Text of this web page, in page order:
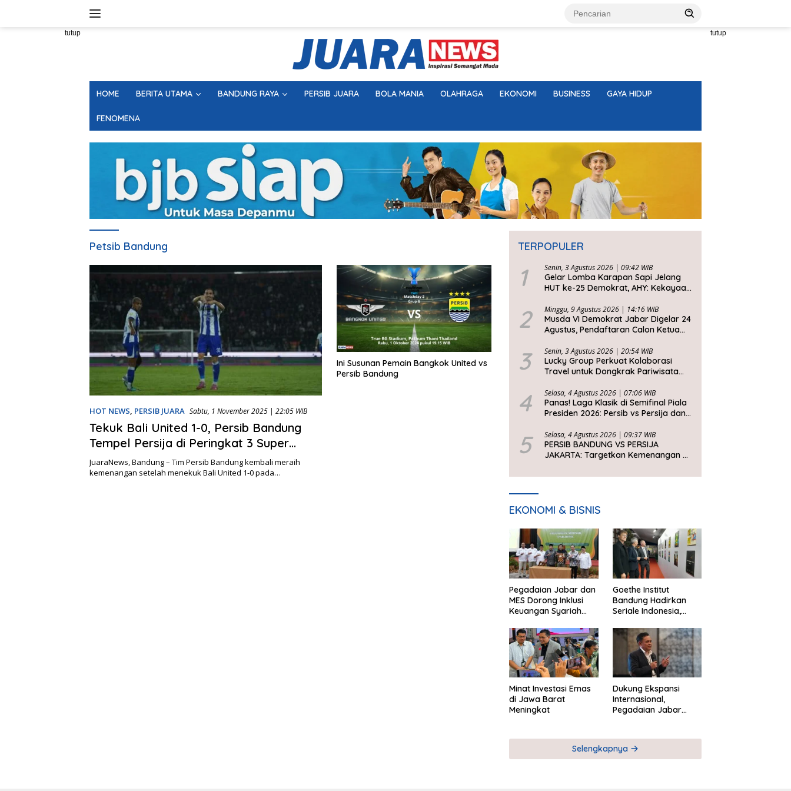
tutup tutup
HOME BERITA UTAMA BANDUNG RAYA PERSIB JUARA BOLA MANIA OLAHRAGA EKONOMI BUSINESS GAYA HIDUP
FENOMENA
Petsib Bandung
HOT NEWS, PERSIB JUARA Sabtu, 1 November 2025 | 22:05 WIB
Tekuk Bali United 1-0, Persib Bandung
Tempel Persija di Peringkat 3 Super
League
JuaraNews, Bandung – Tim Persib Bandung kembali meraih
kemenangan setelah menekuk Bali United 1-0 pada…
Ini Susunan Pemain Bangkok United vs
Persib Bandung
TERPOPULER
1 Senin, 3 Agustus 2026 | 09:42 WIB
Gelar Lomba Karapan Sapi Jelang
HUT ke-25 Demokrat, AHY: Kekayaan
Diwariskan
2 Minggu, 9 Agustus 2026 | 14:16 WIB
Musda VI Demokrat Jabar Digelar 24
Agustus, Pendaftaran Calon Ketua
3 Senin, 3 Agustus 2026 | 20:54 WIB
Lucky Group Perkuat Kolaborasi
Travel untuk Dongkrak Pariwisata
4 Selasa, 4 Agustus 2026 | 07:06 WIB
Panas! Laga Klasik di Semifinal Piala
Presiden 2026: Persib vs Persija dan
5 Selasa, 4 Agustus 2026 | 09:37 WIB
PERSIB BANDUNG VS PERSIJA
JAKARTA: Targetkan Kemenangan di
EKONOMI & BISNIS
Pegadaian Jabar dan
MES Dorong Inklusi
Keuangan Syariah
UMKM
Goethe Institut
Bandung Hadirkan
Seriale Indonesia,
Global Industri Serial
Minat Investasi Emas
di Jawa Barat
Meningkat
Dukung Ekspansi
Internasional,
Pegadaian Jabar
Pegadaian Timor
Leste
Selengkapnya